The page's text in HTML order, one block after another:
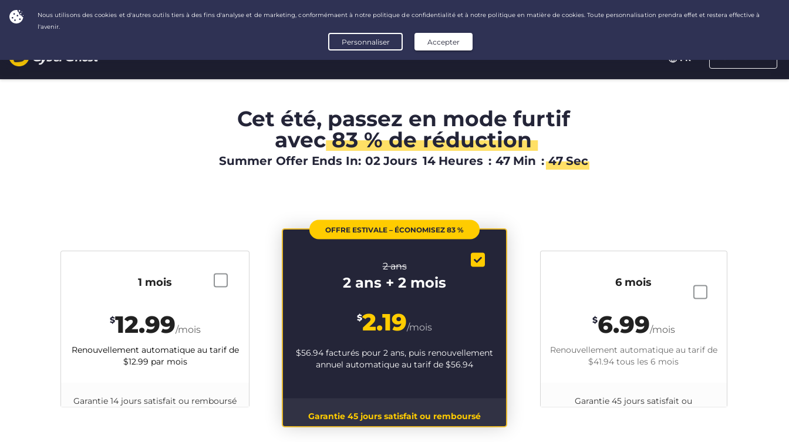
FR
Cet été, passez en mode furtif
avec83 % de réduction
Summer Offer Ends In: 02 Jours 14 Heures : 47 Min : 47 Sec
OFFRE ESTIVALE – ÉCONOMISEZ 83 %
2 ans
2 ans + 2 mois
$2.19/mois
$56.94 facturés pour 2 ans, puis renouvellement
annuel automatique au tarif de $56.94
Garantie 45 jours satisfait ou remboursé
6 mois
$6.99/mois
Renouvellement automatique au tarif de
$41.94 tous les 6 mois
Garantie 45 jours satisfait ou
1 mois
$12.99/mois
Renouvellement automatique au tarif de
$12.99 par mois
Garantie 14 jours satisfait ou remboursé